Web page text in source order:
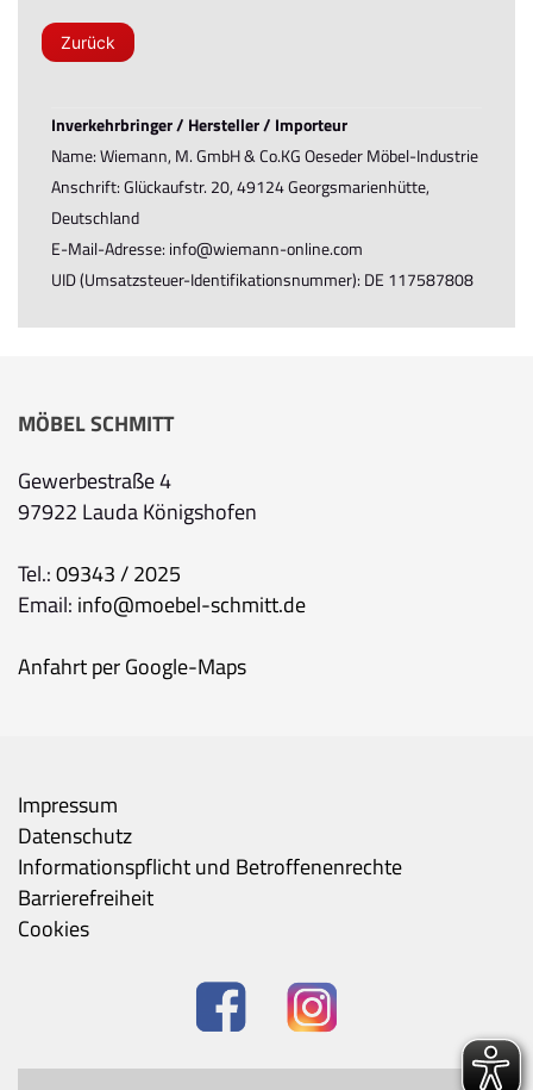
Zurück
Inverkehrbringer / Hersteller / Importeur
Name: Wiemann, M. GmbH & Co.KG Oeseder Möbel-Industrie
Anschrift: Glückaufstr. 20, 49124 Georgsmarienhütte,
Deutschland
E-Mail-Adresse: info@wiemann-online.com
UID (Umsatzsteuer-Identifikationsnummer): DE 117587808
MÖBEL SCHMITT
Gewerbestraße 4
97922 Lauda Königshofen
Tel.:09343 / 2025
Email: info@moebel-schmitt.de
Anfahrt per Google-Maps
Impressum
Datenschutz
Informationspflicht und Betroffenenrechte
Barrierefreiheit
Cookies